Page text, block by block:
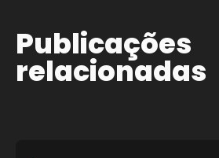
Publicações
relacionadas